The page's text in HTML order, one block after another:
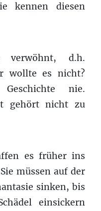
kennen diesen
verwöhnt, d.h.
wollte es nicht?
nie.
gehört nicht zu
es früher ins
müssen auf der
sinken, bis
einsickern